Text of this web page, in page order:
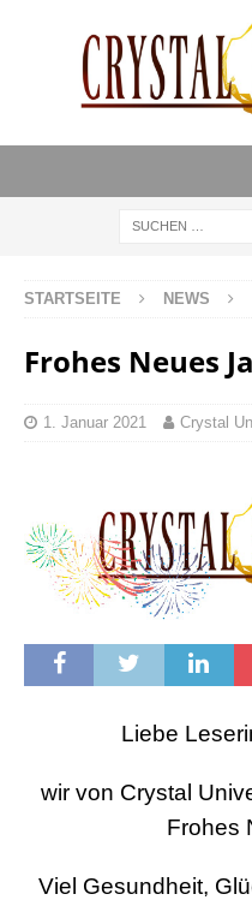
STARTSEITE NEWS
Frohes Neues
1. Januar 2021 Crystal
Liebe
wir von Crystal
Frohes
Viel Gesundheit,